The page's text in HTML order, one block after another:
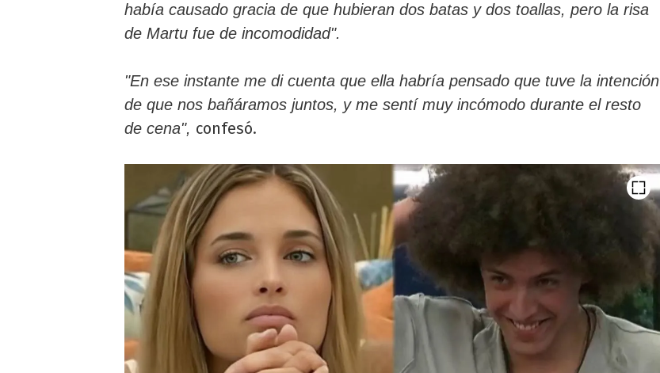
había causado gracia de que hubieran dos batas y dos toallas, pero la risa
de Martu fue de incomodidad".
"En ese instante me di cuenta que ella habría pensado que tuve la intención
de que nos bañáramos juntos, y me sentí muy incómodo durante el resto
de cena", confesó.